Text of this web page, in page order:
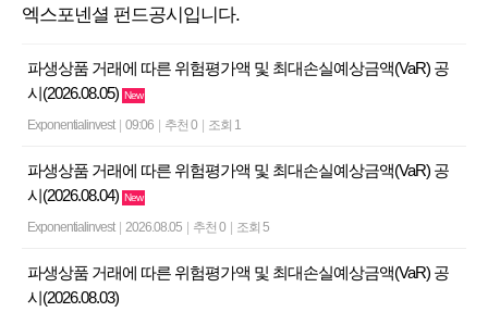
엑스포넨셜 펀드공시입니다.
파생상품 거래에 따른 위험평가액 및 최대손실예상금액(VaR) 공
시(2026.08.05) New
Exponentialinvest 09:06 추천 0 조회 1
파생상품 거래에 따른 위험평가액 및 최대손실예상금액(VaR) 공
시(2026.08.04) New
Exponentialinvest 2026.08.05 추천 0 조회 5
파생상품 거래에 따른 위험평가액 및 최대손실예상금액(VaR) 공
시(2026.08.03)